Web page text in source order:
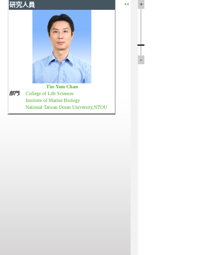
+
-
研究人員
Tin-Yam Chan
部門:
College of Life Sciences
Institute of Marine Biology
National Taiwan Ocean University,NTOU
‹‹